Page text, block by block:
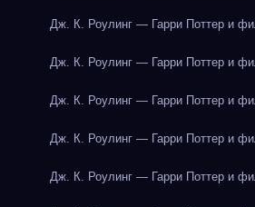
Дж. К. Роулинг — Гарри Поттер и
Дж. К. Роулинг — Гарри Поттер и
Дж. К. Роулинг — Гарри Поттер и
Дж. К. Роулинг — Гарри Поттер и
Дж. К. Роулинг — Гарри Поттер и